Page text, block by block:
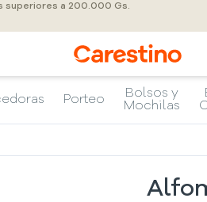
superiores a 200.000 Gs.
Porteo
Bolsos y
Mochilas